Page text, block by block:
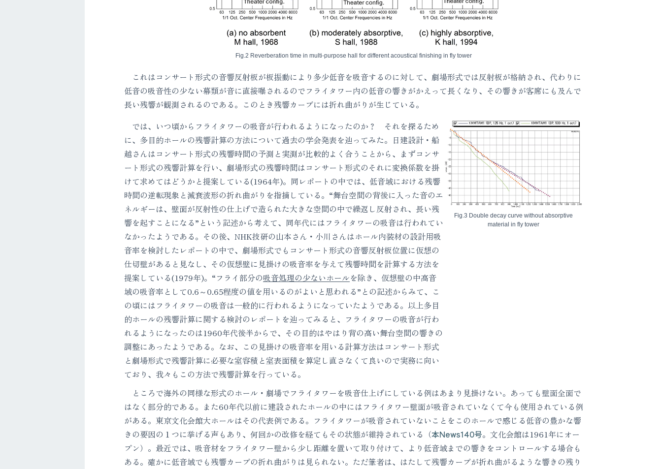
Fig.2 Reverberation time in multi-purpose hall for different acoustical finishing in fly tower
これはコンサート形式の音響反射板が板振動により多少低音を吸音するのに対して、劇場形式では反射板が格納され、代わりに
低音の吸音性の少ない幕類が音に直接曝されるのでフライタワー内の低音の響きがかえって長くなり、その響きが客席にも及んで
長い残響が観測されるのである。このとき残響カーブには折れ曲がりが生じている。
では、いつ頃からフライタワーの吸音が行われるようになったのか？ それを探るため
に、多目的ホールの残響計算の方法について過去の学会発表を辿ってみた。日建設計・船
越さんはコンサート形式の残響時間の予測と実測が比較的よく合うことから、まずコンサ
ート形式の残響計算を行い、劇場形式の残響時間はコンサート形式のそれに変換係数を掛
けて求めてはどうかと提案している(1964年)。同レポートの中では、低音域における残響
時間の逆転現象と減衰波形の折れ曲がりを指摘している。“舞台空間の背後に入った音のエ
ネルギーは、壁面が反射性の仕上げで造られた大きな空間の中で繰返し反射され、長い残
響を起すことになる”という記述から考えて、同年代にはフライタワーの吸音は行われてい
なかったようである。その後、NHK技研の山本さん・小川さんはホール内装材の設計用吸
音率を検討したレポートの中で、劇場形式でもコンサート形式の音響反射板位置に仮想の
仕切壁があると見なし、その仮想壁に見掛けの吸音率を与えて残響時間を計算する方法を
提案している(1979年)。“フライ部分の吸音処理の少ないホールを除き、仮想壁の中高音
域の吸音率として0.6～0.65程度の値を用いるのがよいと思われる”との記述からみて、こ
の頃にはフライタワーの吸音は一般的に行われるようになっていたようである。以上多目
的ホールの残響計算に関する検討のレポートを辿ってみると、フライタワーの吸音が行わ
れるようになったのは1960年代後半からで、その目的はやはり背の高い舞台空間の響きの
調整にあったようである。なお、この見掛けの吸音率を用いる計算方法はコンサート形式
と劇場形式で残響計算に必要な室容積と室表面積を算定し直さなくて良いので実務に向い
ており、我々もこの方法で残響計算を行っている。
Fig.3 Double decay curve without absorptive
material in fly tower
ところで海外の同様な形式のホール・劇場でフライタワーを吸音仕上げにしている例はあまり見掛けない。あっても壁面全面で
はなく部分的である。また60年代以前に建設されたホールの中にはフライタワー壁面が吸音されていなくて今も使用されている例
がある。東京文化会館大ホールはその代表例である。フライタワーが吸音されていないことをこのホールで感じる低音の豊かな響
きの要因の１つに挙げる声もあり、何回かの改修を経てもその状態が維持されている（本News140号。文化会館は1961年にオー
プン）。最近では、吸音材をフライタワー壁から少し距離を置いて取り付けて、より低音域までの響きをコントロールする場合も
ある。確かに低音域でも残響カーブの折れ曲がりは見られない。ただ筆者は、はたして残響カーブが折れ曲がるような響きの残り